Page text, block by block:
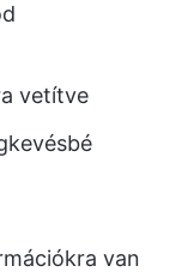
vetítve
van